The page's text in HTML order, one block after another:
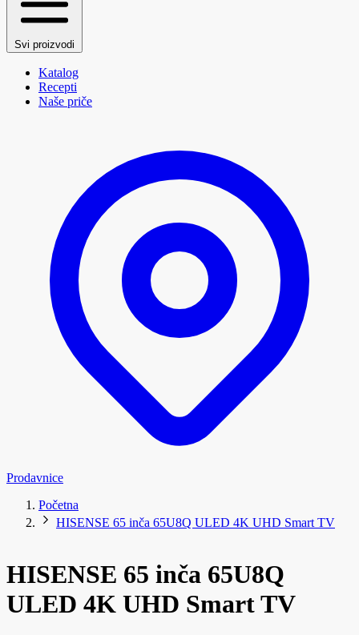
Svi proizvodi
Katalog
Recepti
Naše priče
Prodavnice
Početna
HISENSE 65 inča 65U8Q ULED 4K UHD Smart TV
HISENSE 65 inča 65U8Q
ULED 4K UHD Smart TV